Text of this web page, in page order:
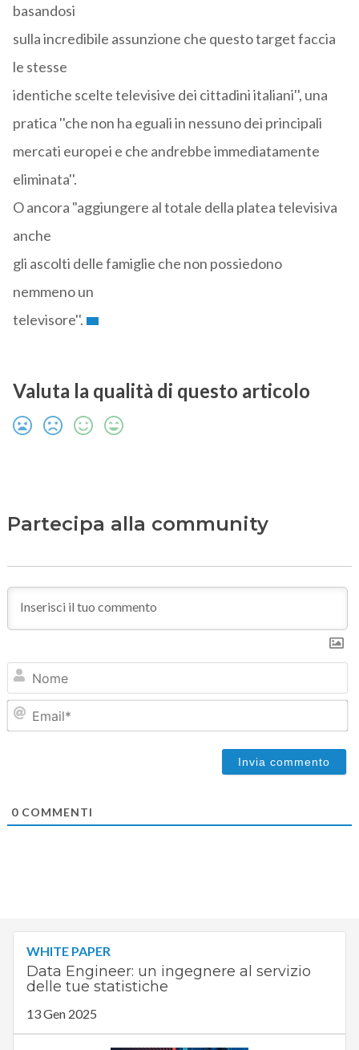
basandosi
sulla incredibile assunzione che questo target faccia
le stesse
identiche scelte televisive dei cittadini italiani'', una
pratica ''che non ha eguali in nessuno dei principali
mercati europei e che andrebbe immediatamente
eliminata''.
O ancora "aggiungere al totale della platea televisiva
anche
gli ascolti delle famiglie che non possiedono
nemmeno un
televisore''.
Valuta la qualità di questo articolo
Partecipa alla community
0COMMENTI
WHITE PAPER
Data Engineer: un ingegnere al servizio
delle tue statistiche
13 Gen 2025